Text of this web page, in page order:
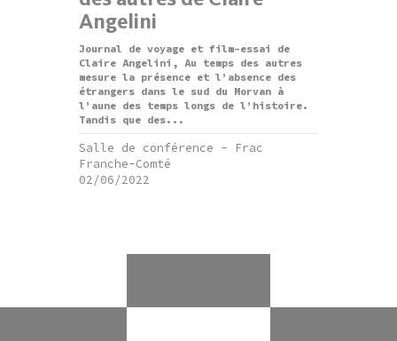
Angelini
Journal de voyage et film-essai de
Claire Angelini, Au temps des autres
mesure la présence et l’absence des
étrangers dans le sud du Morvan à
l’aune des temps longs de l’histoire.
Tandis que des...
Salle de conférence - Frac
Franche-Comté
02/06/2022